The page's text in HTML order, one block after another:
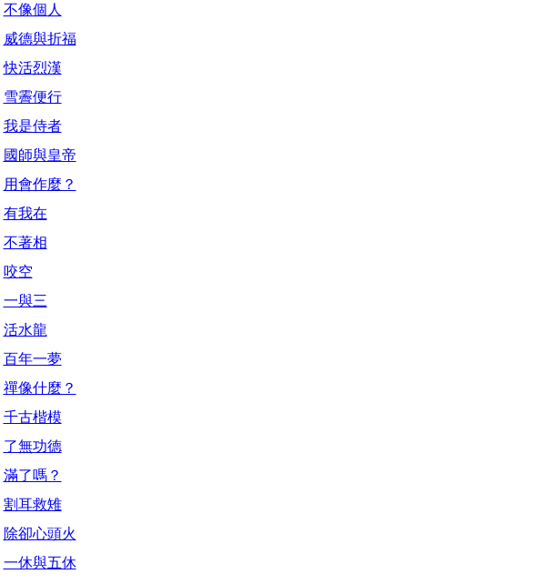
不像個人
威德與折福
快活烈漢
雪霽便行
我是侍者
國師與皇帝
用會作麼？
有我在
不著相
咬空
一與三
活水龍
百年一夢
禪像什麼？
千古楷模
了無功德
滿了嗎？
割耳救雉
除卻心頭火
一休與五休